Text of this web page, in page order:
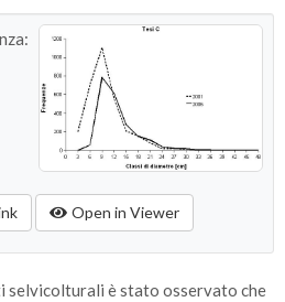
Open in Viewer
selvicolturali è stato osservato che